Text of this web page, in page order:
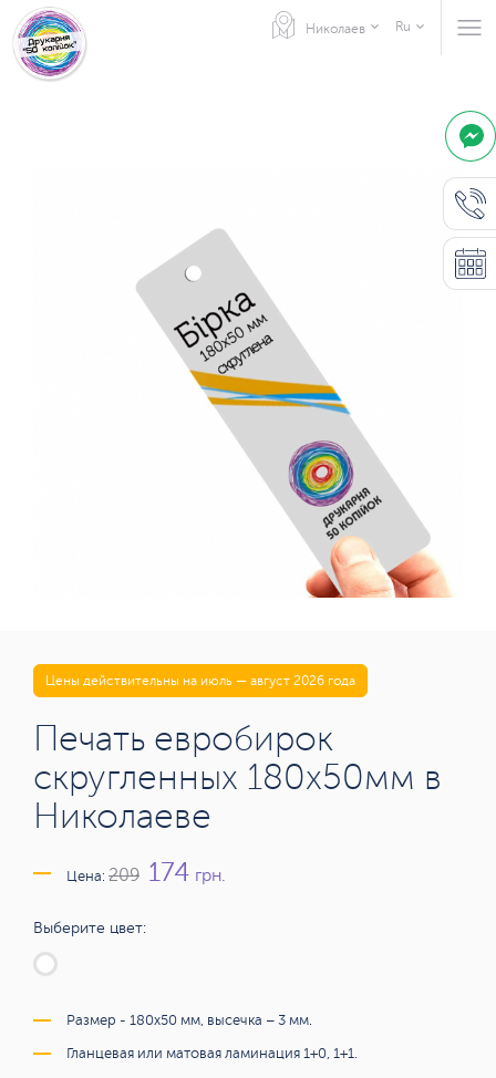
Николаев Ru
Цены действительны на июль — август 2026 года
Печать евробирок
скругленных 180х50мм в
Николаеве
Цена: 209 174 грн.
Выберите цвет:
Размер - 180х50 мм, высечка – 3 мм.
Гланцевая или матовая ламинация 1+0, 1+1.